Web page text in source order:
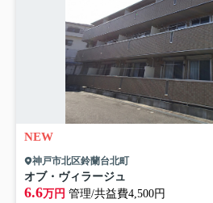
NEW
神戸市北区鈴蘭台北町
オブ・ヴィラージュ
6.6万円 管理/共益費4,500円